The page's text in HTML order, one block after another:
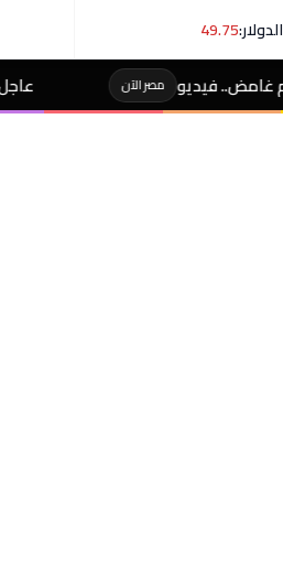
الدولار:49.75
عاجل- تحذير عاجل من الأرصاد